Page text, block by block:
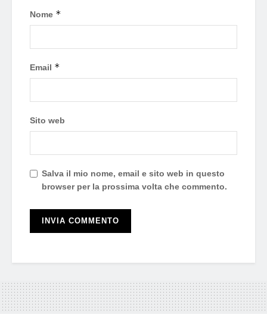
Nome *
Email *
Sito web
Salva il mio nome, email e sito web in questo
browser per la prossima volta che commento.